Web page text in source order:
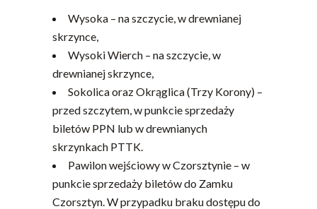
Wysoka – na szczycie, w drewnianej
skrzynce,
Wysoki Wierch – na szczycie, w
drewnianej skrzynce,
Sokolica oraz Okrąglica (Trzy Korony) –
przed szczytem, w punkcie sprzedaży
biletów PPN lub w drewnianych
skrzynkach PTTK.
Pawilon wejściowy w Czorsztynie – w
punkcie sprzedaży biletów do Zamku
Czorsztyn. W przypadku braku dostępu do